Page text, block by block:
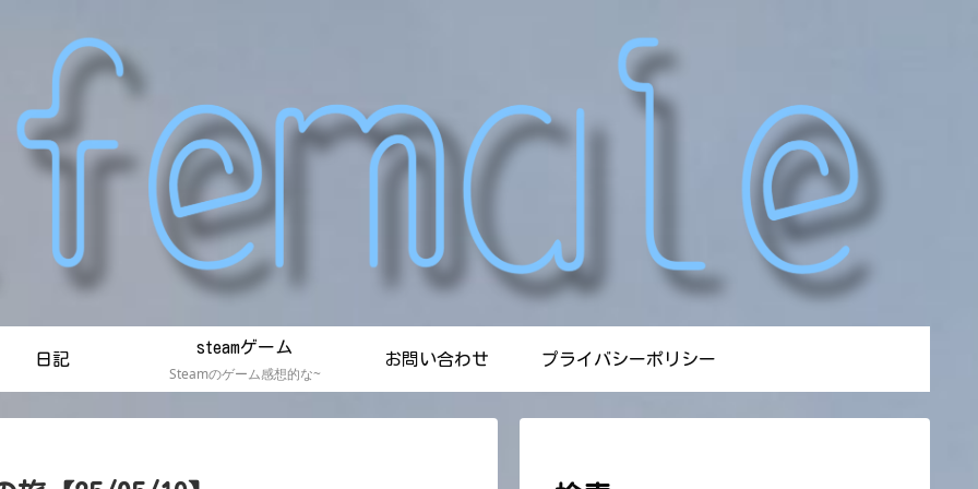
日記
steamゲーム
Steamのゲーム感想的な~
お問い合わせ プライバシーポリシー